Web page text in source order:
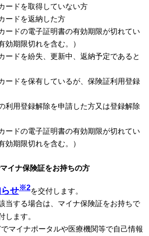
ドを取得していない方
ドを返納した方
ドの電子証明書の有効期限が切れてい
効期限切れを含む。）
ードを紛失、更新中、返納予定であると
ドを保有しているが、保険証利用登録
用登録解除を申請した方又は登録解除
ドの電子証明書の有効期限が切れてい
効期限切れを含む。）
イナ保険証をお持ちの方
せ※2を交付します。
する場合は、マイナ保険証をお持ちで
します。
イナポータルや医療機関等で自己情報